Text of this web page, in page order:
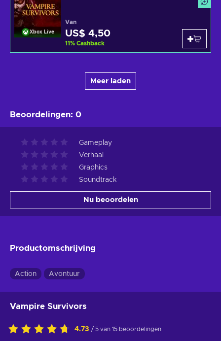
Xbox Live
Van
US$ 4,50
11% Cashback
Meer laden
Beoordelingen: 0
Gameplay
Verhaal
Graphics
Soundtrack
Nu beoordelen
Productomschrijving
Action Avontuur
Vampire Survivors
4.73 / 5 van 15 beoordelingen